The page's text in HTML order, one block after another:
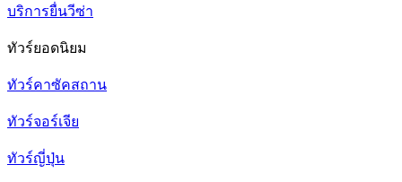
บริการยื่นวีซ่า
ทัวร์ยอดนิยม
ทัวร์คาซัคสถาน
ทัวร์จอร์เจีย
ทัวร์ญี่ปุ่น